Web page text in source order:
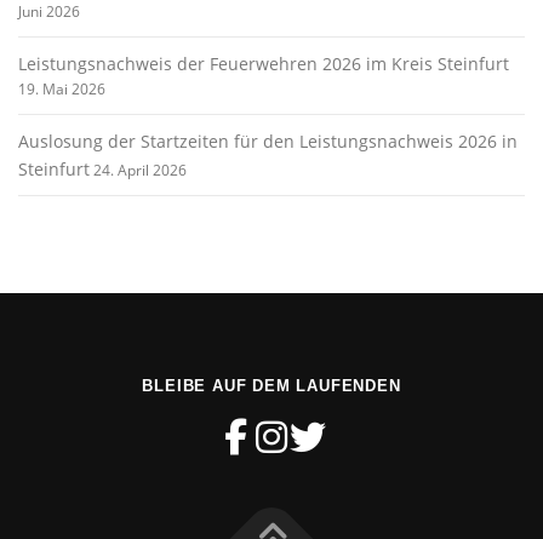
Juni 2026
Leistungsnachweis der Feuerwehren 2026 im Kreis Steinfurt
19. Mai 2026
Auslosung der Startzeiten für den Leistungsnachweis 2026 in
Steinfurt24. April 2026
BLEIBE AUF DEM LAUFENDEN